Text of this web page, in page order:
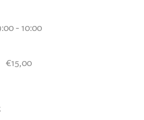
- 10:00
€15,00